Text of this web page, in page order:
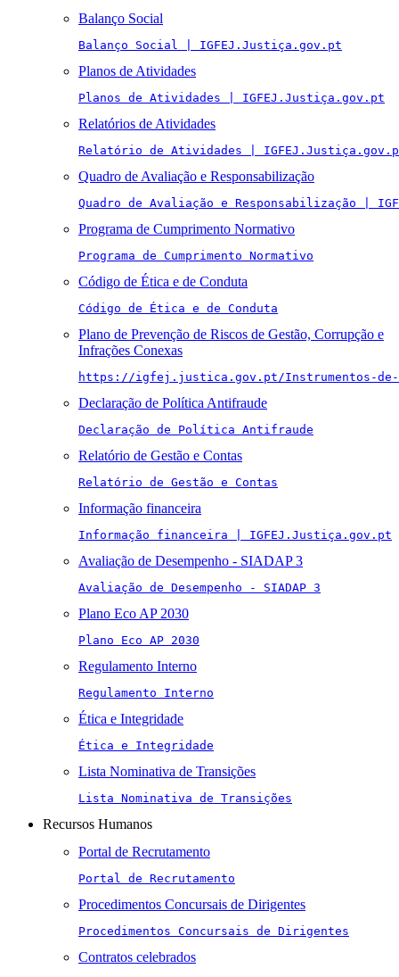
Balanço Social
Balanço Social | IGFEJ.Justiça.gov.pt
Planos de Atividades
Planos de Atividades | IGFEJ.Justiça.gov.pt
Relatórios de Atividades
Relatório de Atividades |
Quadro de Avaliação e Responsabilização
Quadro de Avaliação e Responsabilização |
Programa de Cumprimento Normativo
Programa de Cumprimento Normativo
Código de Ética e de Conduta
Código de Ética e de Conduta
Plano de Prevenção de Riscos de Gestão, Corrupção e
Infrações Conexas
https://igfej.justica.gov.pt/Instrumentos-de-
Declaração de Política Antifraude
Declaração de Política Antifraude
Relatório de Gestão e Contas
Relatório de Gestão e Contas
Informação financeira
Informação financeira | IGFEJ.Justiça.gov.pt
Avaliação de Desempenho - SIADAP 3
Avaliação de Desempenho - SIADAP 3
Plano Eco AP 2030
Plano Eco AP 2030
Regulamento Interno
Regulamento Interno
Ética e Integridade
Ética e Integridade
Lista Nominativa de Transições
Lista Nominativa de Transições
Recursos Humanos
Portal de Recrutamento
Portal de Recrutamento
Procedimentos Concursais de Dirigentes
Procedimentos Concursais de Dirigentes
Contratos celebrados